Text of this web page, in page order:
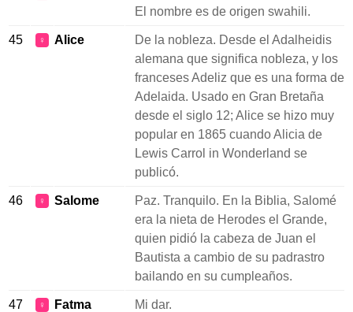
El nombre es de origen swahili.
45 ♀ Alice
De la nobleza. Desde el Adalheidis
alemana que significa nobleza, y los
franceses Adeliz que es una forma de
Adelaida. Usado en Gran Bretaña
desde el siglo 12; Alice se hizo muy
popular en 1865 cuando Alicia de
Lewis Carrol in Wonderland se
publicó.
46 ♀ Salome
Paz. Tranquilo. En la Biblia, Salomé
era la nieta de Herodes el Grande,
quien pidió la cabeza de Juan el
Bautista a cambio de su padrastro
bailando en su cumpleaños.
47 ♀ Fatma Mi dar.